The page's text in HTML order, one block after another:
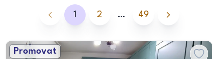
1 2 … 49
Promovat